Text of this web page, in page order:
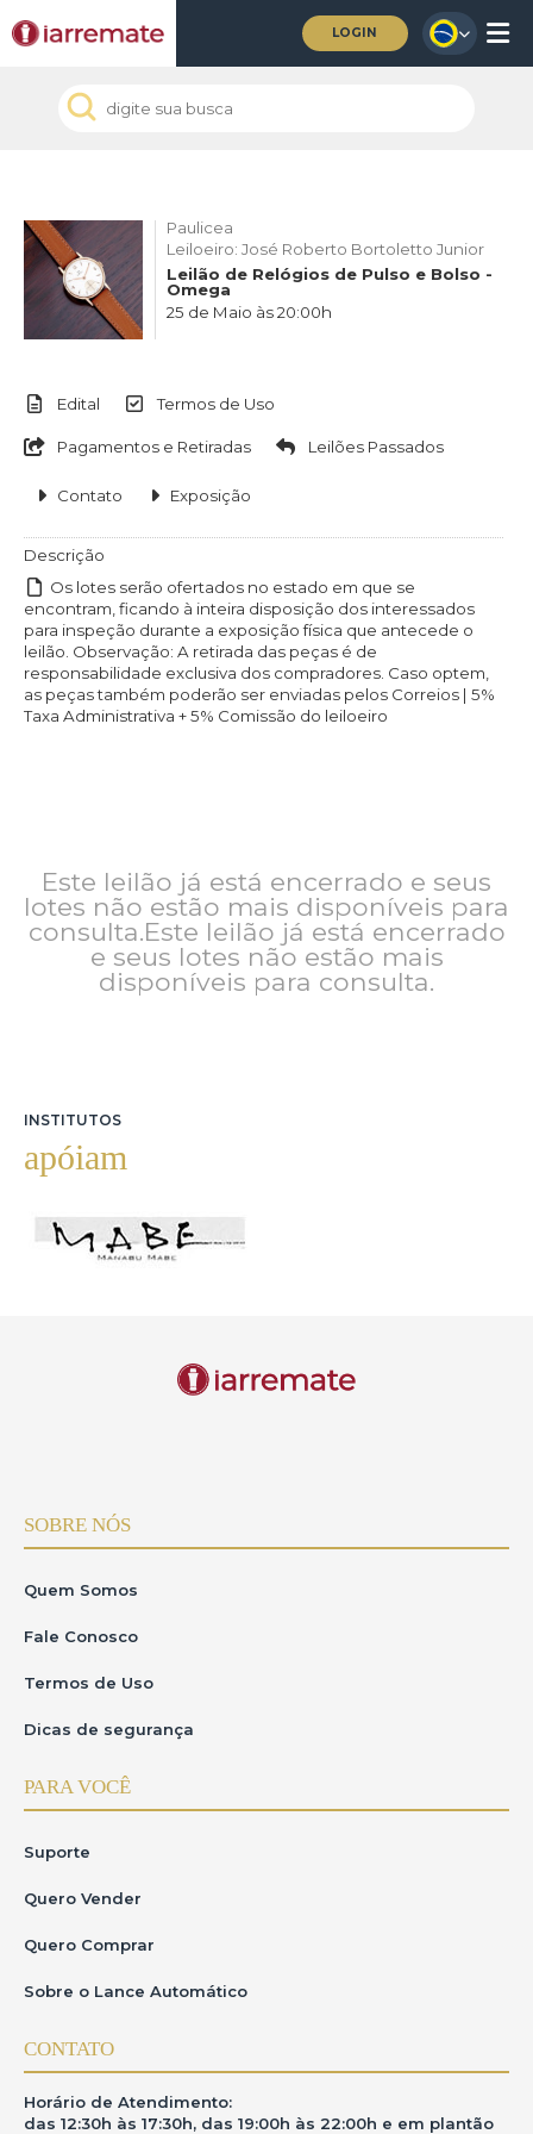
LOGIN
Paulicea
Leiloeiro: José Roberto Bortoletto Junior
Leilão de Relógios de Pulso e Bolso -
Omega
25 de Maio às 20:00h
Edital Termos de Uso
Pagamentos e Retiradas Leilões Passados
Contato Exposição
Descrição
Os lotes serão ofertados no estado em que se
encontram, ficando à inteira disposição dos interessados
para inspeção durante a exposição física que antecede o
leilão. Observação: A retirada das peças é de
responsabilidade exclusiva dos compradores. Caso optem,
as peças também poderão ser enviadas pelos Correios | 5%
Taxa Administrativa + 5% Comissão do leiloeiro
Este leilão já está encerrado e seus
lotes não estão mais disponíveis para
consulta.Este leilão já está encerrado
e seus lotes não estão mais
disponíveis para consulta.
INSTITUTOS
apóiam
SOBRE NÓS
Quem Somos
Fale Conosco
Termos de Uso
Dicas de segurança
PARA VOCÊ
Suporte
Quero Vender
Quero Comprar
Sobre o Lance Automático
CONTATO
Horário de Atendimento:
das 12:30h às 17:30h, das 19:00h às 22:00h e em plantão